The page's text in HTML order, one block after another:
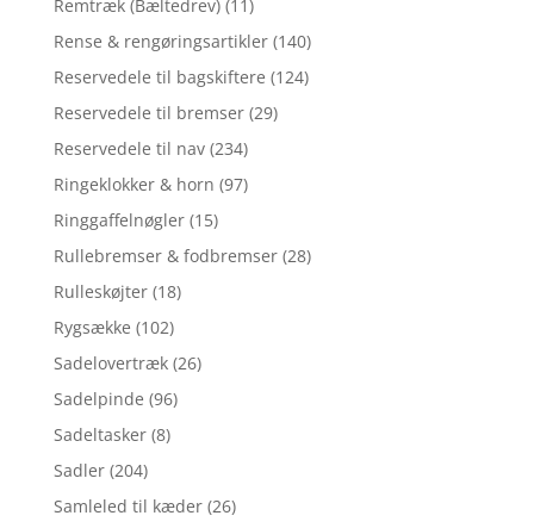
Remtræk (Bæltedrev) (11)
Rense & rengøringsartikler (140)
Reservedele til bagskiftere (124)
Reservedele til bremser (29)
Reservedele til nav (234)
Ringeklokker & horn (97)
Ringgaffelnøgler (15)
Rullebremser & fodbremser (28)
Rulleskøjter (18)
Rygsække (102)
Sadelovertræk (26)
Sadelpinde (96)
Sadeltasker (8)
Sadler (204)
Samleled til kæder (26)